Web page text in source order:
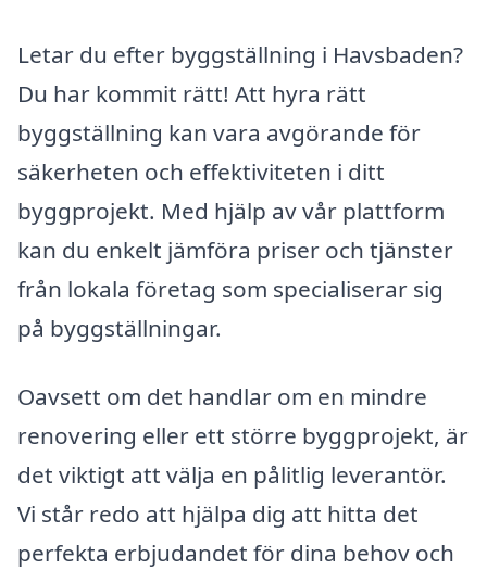
Letar du efter byggställning i Havsbaden?
Du har kommit rätt! Att hyra rätt
byggställning kan vara avgörande för
säkerheten och effektiviteten i ditt
byggprojekt. Med hjälp av vår plattform
kan du enkelt jämföra priser och tjänster
från lokala företag som specialiserar sig
på byggställningar.
Oavsett om det handlar om en mindre
renovering eller ett större byggprojekt, är
det viktigt att välja en pålitlig leverantör.
Vi står redo att hjälpa dig att hitta det
perfekta erbjudandet för dina behov och